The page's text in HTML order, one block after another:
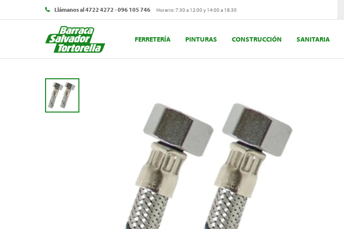
FERRETERÍA PINTURAS CONSTRUCCIÓN SANITARIA
Llámanos al 4722 4272 - 096 105 746 Horario: 7:30 a 12:00 y 14:00 a 18:30